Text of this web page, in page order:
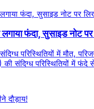
लगाया फंदा, सुसाइड नोट
परिस्थितियों में मौत,
संदिग्ध परिस्थितियों में